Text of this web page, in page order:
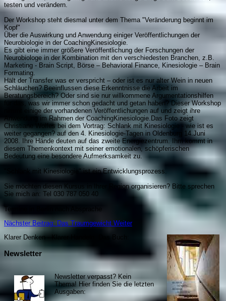
testen und verändern.
Der Workshop steht diesmal unter dem Thema "Veränderung beginnt im
Kopf"
Über die Auswirkung und Anwendung einiger Veröffentlichungen der
Neurobiologie in der CoachingKinesiologie.
Es gibt eine immer größere Veröffentlichung der Forschungen der
Neurobiologe in der Kombination mit den verschiedesten Branchen, z.B.
Marketing - Brain Script, Börse – Behavioral Finance, Kinesiologie – Brain
Formating.
Hält der Transfer was er verspricht – oder ist es nur alter Wein in neuen
Schläuchen? Beeinflussen diese Erkenntnisse die Arbeit im
Beratungsbereich? Oder sind sie nur willkommene Argumentationshilfen
für das, was wir immer schon gedacht und getan haben? Dieser Workshop
nimmt einige der vorhandenen Veröffentlichungen auf und zeigt ihre
Anwendung im Rahmen der CoachingKinesiologie.Das Foto zeigt
Christiane Wolfes bei dem Vortrag: Schlank mit Kinesiologie - wie ist es
weiter gegangen? auf den 4. Kinesiologie-Tagen in Oldenburg 14.Juni
2008. Ihre Hände deuten auf das zweite Energiezentrum. Ihm kommt in
diesem Themenkontext mit seiner emotionalen, schöpferischen
Bedeutung eine besondere Aufmerksamkeit zu.
"Schlank mit Kinesiologie" ist ein Entwicklungsprozess.
Sie möchten diesen Kursus in Ihrer Region organisieren? Bitte sprechen
Sie mich an: Tel 030 787 050 40
Termine in Berlin nach Absprache
Nächster Beitrag: Das Traumgewicht Weiter
Klarer Denken - Klarer Handeln. Da
Newsletter
Newsletter verpasst? Kein
Thema! Hier finden Sie die letzten
Ausgaben: